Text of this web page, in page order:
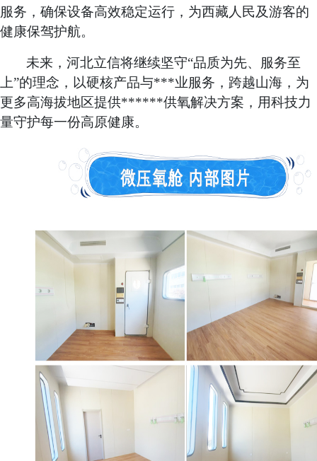
服务，确保设备高效稳定运行，为西藏人民及游客的
健康保驾护航。
未来，河北立信将继续坚守“品质为先、服务至
上”的理念，以硬核产品与***业服务，跨越山海，为
更多高海拔地区提供******供氧解决方案，用科技力
量守护每一份高原健康。